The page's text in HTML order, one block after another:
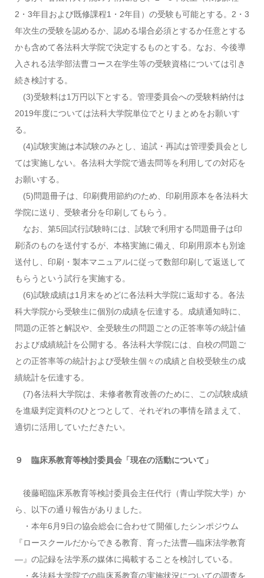
2・3年目および既修課程1・2年目）の受験も可能とする。2・3
年次生の受験を認めるか、認める場合必須とするか任意とする
かも含めて各法科大学院で決定するものとする。なお、今後導
入される法学部法曹コース在学生等の受験資格については引き
続き検討する。
(3)受験料は1万円以下とする。管理委員会への受験料納付は
2019年度については法科大学院単位でとりまとめをお願いす
る。
(4)試験実施は本試験のみとし、追試・再試は管理委員会とし
ては実施しない。各法科大学院で過去問等を利用しての対応を
お願いする。
(5)問題冊子は、印刷費用節約のため、印刷用原本を各法科大
学院に送り、受験者分を印刷してもらう。
なお、第5回試行試験時には、試験で利用する問題冊子は印
刷済のものを送付するが、本格実施に備え、印刷用原本も別途
送付し、印刷・製本マニュアルに従って数部印刷して返送して
もらうという試行を実施する。
(6)試験成績は1月末をめどに各法科大学院に返却する。各法
科大学院から受験生に個別の成績を伝達する。成績通知時に、
問題の正答と解説や、全受験生の問題ごとの正答率等の統計値
および成績統計を公開する。各法科大学院には、自校の問題ご
との正答率等の統計および受験生個々の成績と自校受験生の成
績統計を伝達する。
(7)各法科大学院は、未修者教育改善のために、この試験成績
を進級判定資料のひとつとして、それぞれの事情を踏まえて、
適切に活用していただきたい。
９ 臨床系教育等検討委員会「現在の活動について」
後藤昭臨床系教育等検討委員会主任代行（青山学院大学）か
ら、以下の通り報告がありました。
・本年6月9日の協会総会に合わせて開催したシンポジウム
『ロースクールだからできる教育、育った法曹―臨床法学教育
―』の記録を法学系の媒体に掲載することを検討している。
・各法科大学院での臨床系教育の実施状況についての調査を